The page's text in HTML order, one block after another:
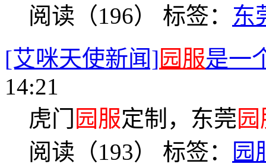
阅读（196） 标签： 东
[艾咪天使新闻]园服是一
14:21
虎门 园服定制，东莞
阅读（193） 标签：
园